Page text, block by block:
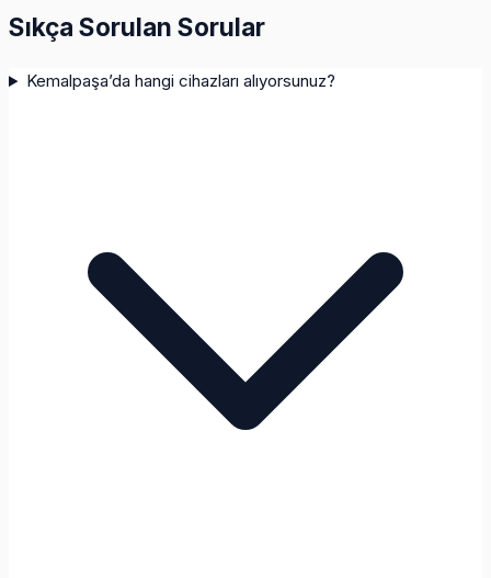
Sıkça Sorulan Sorular
Kemalpaşa’da hangi cihazları alıyorsunuz?